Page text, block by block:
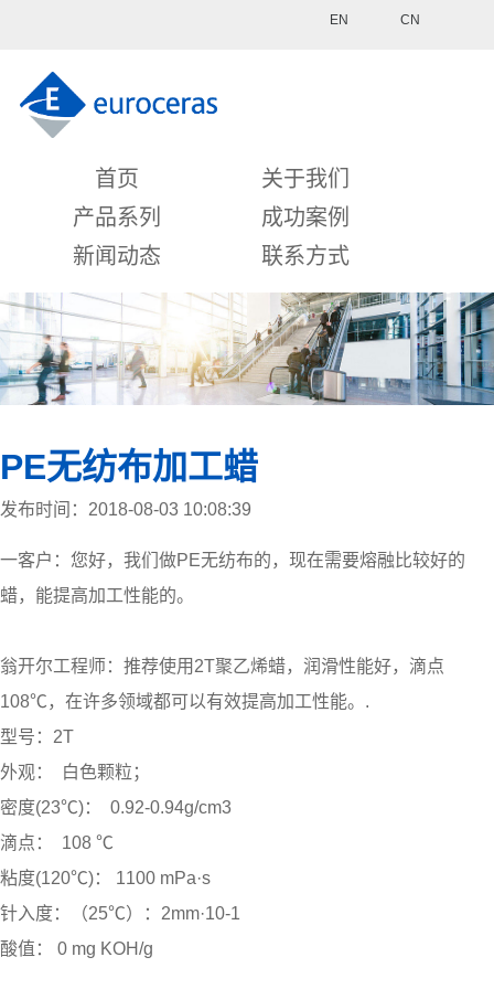
CN
EN
首页
关于我们
产品系列
成功案例
新闻动态
联系方式
PE无纺布加工蜡
发布时间：2018-08-03 10:08:39
一客户：您好，我们做PE无纺布的，现在需要熔融比较好的
蜡，能提高加工性能的。
翁开尔工程师：推荐使用2T聚乙烯蜡，润滑性能好，滴点
108℃，在许多领域都可以有效提高加工性能。.
型号：2T
外观： 白色颗粒；
密度(23℃)： 0.92-0.94g/cm3
滴点： 108 ℃
粘度(120℃)： 1100 mPa·s
针入度：（25℃）：2mm·10-1
酸值： 0 mg KOH/g